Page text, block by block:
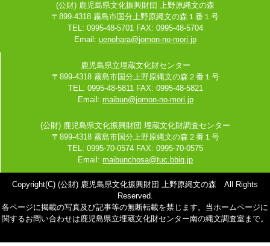
(公財) 鹿児島県文化振興財団 上野原縄文の森
〒899-4318 霧島市国分上野原縄文の森１番１号
TEL: 0995-48-5701 FAX: 0995-48-5704
Email: uenohara@jomon-no-mori.jp
鹿児島県立埋蔵文化財センター
〒899-4318 霧島市国分上野原縄文の森２番１号
TEL: 0995-48-5811 FAX: 0995-48-5821
Email: maibun@jomon-no-mori.jp
(公財) 鹿児島県文化振興財団 埋蔵文化財調査センター
〒899-4318 霧島市国分上野原縄文の森２番１号
TEL: 0995-70-0574 FAX: 0995-70-0575
Email: maibunchosa@tuc.bbiq.jp
Copyright(C) (公財) 鹿児島県文化振興財団 上野原縄文の森 All Rights
Reserved.
各ページに掲載の写真及び記事等の無断転載を禁じます。当ホームページに
関するお問い合わせは鹿児島県立埋蔵文化財センター南の縄文調査室まで。